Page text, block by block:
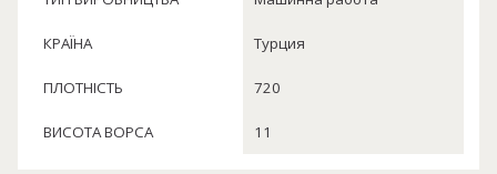
КРАЇНА Турция
ПЛОТНІСТЬ 720
ВИСОТА ВОРСА 11